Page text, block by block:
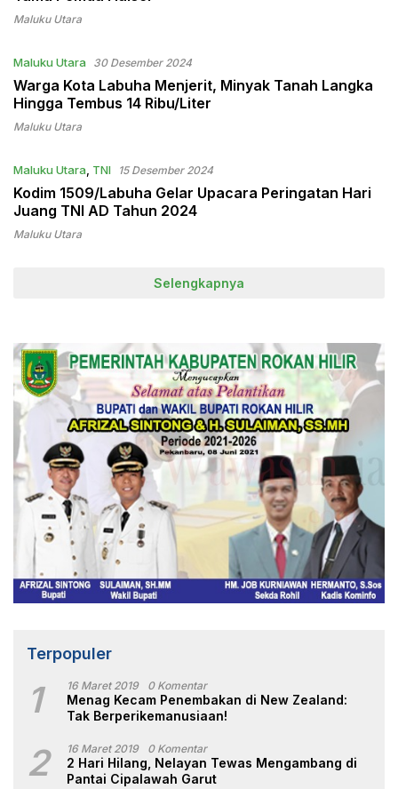
Maluku Utara
Maluku Utara 30 Desember 2024
Warga Kota Labuha Menjerit, Minyak Tanah Langka
Hingga Tembus 14 Ribu/Liter
Maluku Utara
Maluku Utara, TNI 15 Desember 2024
Kodim 1509/Labuha Gelar Upacara Peringatan Hari
Juang TNI AD Tahun 2024
Maluku Utara
Selengkapnya
Terpopuler
1 16 Maret 2019 0 Komentar
Menag Kecam Penembakan di New Zealand:
Tak Berperikemanusiaan!
2 16 Maret 2019 0 Komentar
2 Hari Hilang, Nelayan Tewas Mengambang di
Pantai Cipalawah Garut